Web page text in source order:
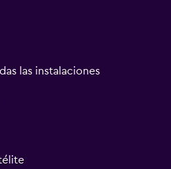
las instalaciones